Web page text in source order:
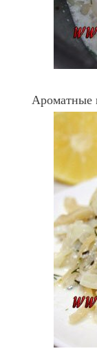
Ароматные